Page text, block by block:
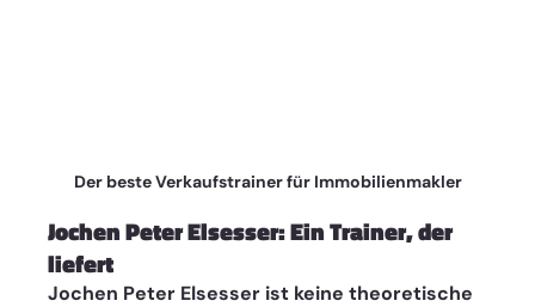
Der beste Verkaufstrainer für Immobilienmakler
Jochen Peter Elsesser: Ein Trainer, der
liefert
Jochen Peter Elsesser ist keine theoretische